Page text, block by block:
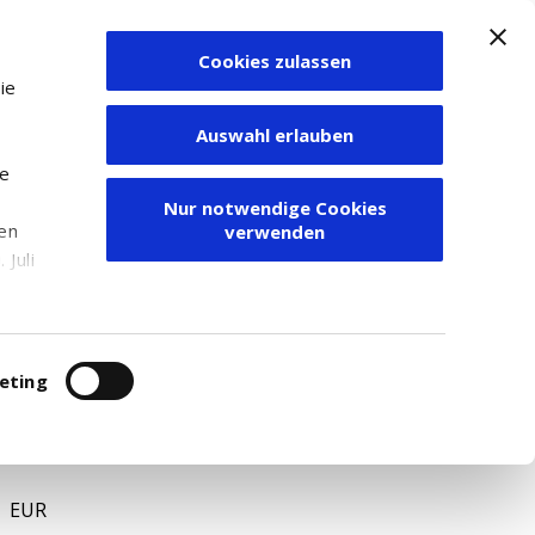
Juli
Cookies zulassen
Auswahl erlauben
Nur notwendige Cookies
verwenden
Zum Depot